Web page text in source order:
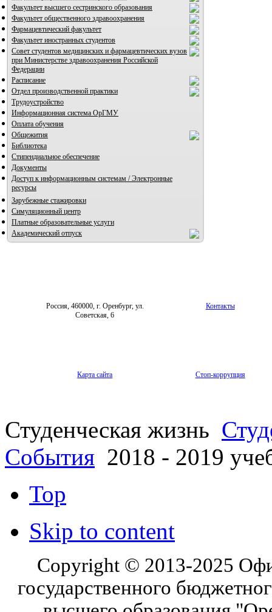
Факультет высшего сестринского образования
Факультет общественного здравоохранения
Фармацевтический факультет
Факультет иностранных студентов
Совет студентов медицинских и фармацевтических вузов
при Министерстве здравоохранения Российской
Федерации
Расписание
Отдел производственной практики
Трудоустройство
Информационная система ОрГМУ
Оплата обучения
Общежития
Библиотека
Стипендиальное обеспечение
Документы
Доступ к информационным системам / Электронные
ресурсы
Зарубежные стажировки
Симуляционный центр
Платные образовательные услуги
Академический отпуск
Россия, 460000, г. Оренбург, ул.
Советская, 6
Контакты
Карта сайта Стоп-коррупция
Студенческая жизнь
События 2018 - 2019
Top
Skip to content
Copyright © 2013-2025
государственного